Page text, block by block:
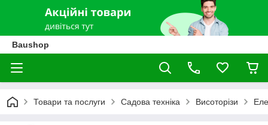
Baushop
Товари та послуги Садова техніка Висоторізи